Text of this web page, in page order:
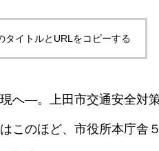
タイトルとURLをコピーする
へ―。上田市交通安全対
このほど、市役所本庁舎